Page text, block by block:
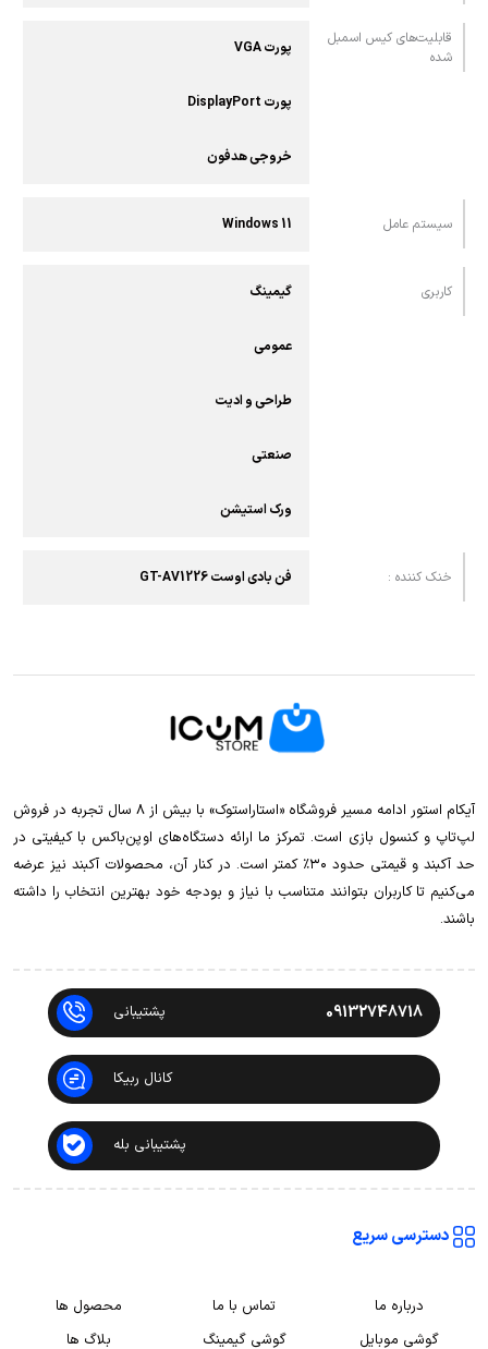
قابلیت‌های کیس اسمبل
شده
پورت VGA
پورت DisplayPort
خروجی هدفون
سیستم عامل Windows 11
کاربری گیمینگ
عمومی
طراحی و ادیت
صنعتی
ورک استیشن
خنک کننده : فن بادی اوست GT-AV1226
آیکام استور ادامه مسیر فروشگاه «استاراستوک» با بیش از ۸ سال تجربه در فروش
لپ‌تاپ و کنسول بازی است. تمرکز ما ارائه دستگاه‌های اوپن‌باکس با کیفیتی در
حد آکبند و قیمتی حدود ۳۰٪ کمتر است. در کنار آن، محصولات آکبند نیز عرضه
می‌کنیم تا کاربران بتوانند متناسب با نیاز و بودجه خود بهترین انتخاب را داشته
باشند.
09132748718 پشتیبانی
کانال ربیکا
پشتیبانی بله
دسترسی سریع
درباره ما تماس با ما
محصول ها
گوشی موبایل
گوشی گیمینگ بلاگ ها